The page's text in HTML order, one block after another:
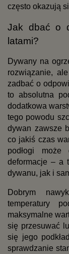
często okazują
Jak dbać o
latami?
Dywany na
rozwiązanie,
zadbać o
to absolutna
dodatkowa
tego powodu
dywan zawsze
co jakiś czas
podłogi może
deformacje – a
dywanu, jak i
Dobrym
temperatury
maksymalne
się przesuwać
się jego
sprawdzanie